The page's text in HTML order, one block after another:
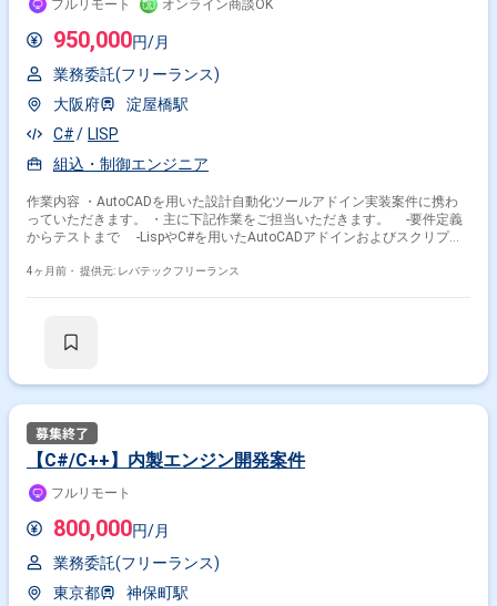
フルリモート オンライン商談OK
950,000円/月
業務委託(フリーランス)
大阪府
淀屋橋駅
C#
LISP
組込・制御エンジニア
作業内容 ・AutoCADを用いた設計自動化ツールアドイン実装案件に携わ
っていただきます。 ・主に下記作業をご担当いただきます。 -要件定義
からテストまで -LispやC#を用いたAutoCADアドインおよびスクリプト
ジック実装 -作業ルールの整理、例外設計、検証設計 -将来的な保守改
4ヶ月前・ 提供元: レバテックフリーランス
【C#/C++】内製エンジン開発案件
フルリモート
800,000円/月
業務委託(フリーランス)
東京都
神保町駅